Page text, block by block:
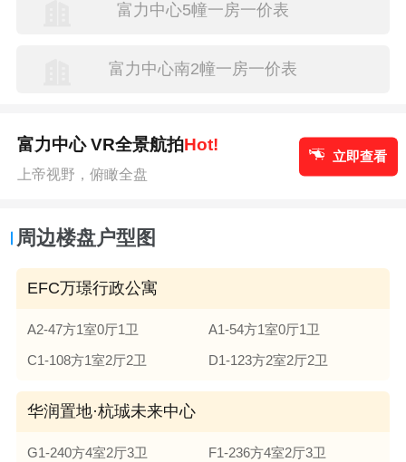
富力中心5幢一房一价表
富力中心南2幢一房一价表
富力中心 VR全景航拍Hot!
上帝视野，俯瞰全盘
立即查看
周边楼盘户型图
EFC万璟行政公寓
A2-47方1室0厅1卫
A1-54方1室0厅1卫
C1-108方1室2厅2卫
D1-123方2室2厅2卫
华润置地·杭珹未来中心
G1-240方4室2厅3卫
F1-236方4室2厅3卫